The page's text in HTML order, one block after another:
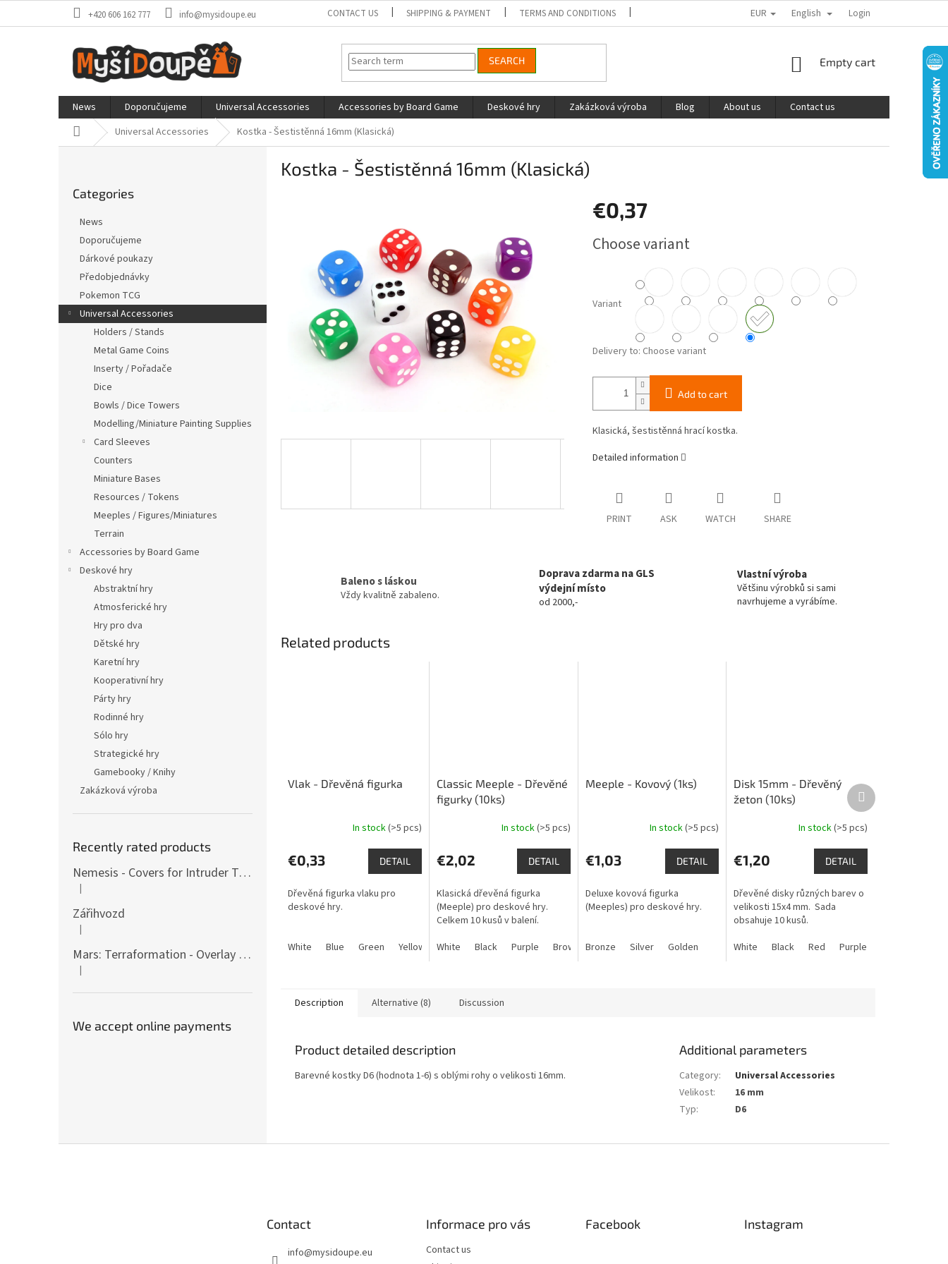
+420 606 162 777 info@mysidoupe.eu CONTACT US SHIPPING & PAYMENT TERMS AND CONDITIONS PODMÍNKY OCHRANY OSOBNÍCH ÚDAJŮ REKLAMACE A VRÁCENÍ ZBOŽÍ
EUR English Login
SEARCH
SHOPPING
Empty cart
News Doporučujeme Universal Accessories Accessories by Board Game Deskové hry Zakázková výroba Blog About us
Contact us
Home Universal Accessories Kostka - Šestistěnná 16mm (Klasická)
categories
Categories
News
Doporučujeme
Dárkové poukazy
Předobjednávky
Pokemon TCG
Universal Accessories
Holders / Stands
Metal Game Coins
Inserty / Pořadače
Dice
Bowls / Dice Towers
Modelling/Miniature Painting Supplies
Card Sleeves
Counters
Miniature Bases
Resources / Tokens
Meeples / Figures/Miniatures
Terrain
Accessories by Board Game
Deskové hry
Abstraktní hry
Atmosferické hry
Hry pro dva
Dětské hry
Karetní hry
Kooperativní hry
Párty hry
Rodinné hry
Sólo hry
Strategické hry
Gamebooky / Knihy
Zakázková výroba
Recently rated products
Nemesis - Covers for Intruder Tokens (variants also for expansion / Lockdown)
The product rating is 4 out of 5 stars.
|
Zářihvozd
The product rating is 5 out of 5 stars.
|
Mars: Terraformation - Overlay on colony tiles
The product rating is 5 out of 5 stars.
|
We accept online payments
Kostka - Šestistěnná 16mm (Klasická)
€0,37
price:
Choose variant
Variant
Delivery to: Choose variant
Add to cart
Klasická, šestistěnná hrací kostka.
Detailed information
PRINT ASK WATCH SHARE
Baleno s láskou
Vždy kvalitně zabaleno.
Doprava zdarma na GLS
výdejní místo
od 2000,-
Vlastní výroba
Většinu výrobků si sami
navrhujeme a vyrábíme.
Related products
Vlak - Dřevěná figurka
product
rating
5,0
out
stars.
In stock(>5 pcs)
€0,33 DETAIL
Dřevěná figurka vlaku pro
deskové hry.
White Blue Green Yellow
Classic Meeple - Dřevěné
figurky (10ks)
product
rating
5,0
out
of
stars.
In stock(>5 pcs)
€2,02 DETAIL
Klasická dřevěná figurka
(Meeple) pro deskové hry.
Celkem 10 kusů v balení.
White
Black Purple Brown Blue Orange Grey
Meeple - Kovový (1ks)
product
rating
5,0
out
stars.
In stock(>5 pcs)
€1,03 DETAIL
Deluxe kovová figurka
(Meeples) pro deskové hry.
Bronze Silver Golden
Disk 15mm - Dřevěný
žeton (10ks)
product
rating
5,0
out
of
stars.
In stock(>5 pcs)
€1,20 DETAIL
Dřevěné disky různých barev o
velikosti 15x4 mm. Sada
obsahuje 10 kusů.
White
Black Red Purple
Next
product
Description Alternative (8) Discussion
Product detailed description
Barevné kostky D6 (hodnota 1-6) s oblými rohy o velikosti 16mm.
Additional parameters
Category:
Universal Accessories
Velikost:
16 mm
Typ: D6
Contact
info@mysidoupe.eu
Informace pro vás
Contact us
Facebook Instagram